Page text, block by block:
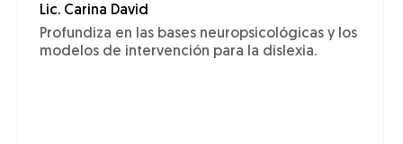
Lic. Carina David
Profundiza en las bases neuropsicológicas y los
modelos de intervención para la dislexia.